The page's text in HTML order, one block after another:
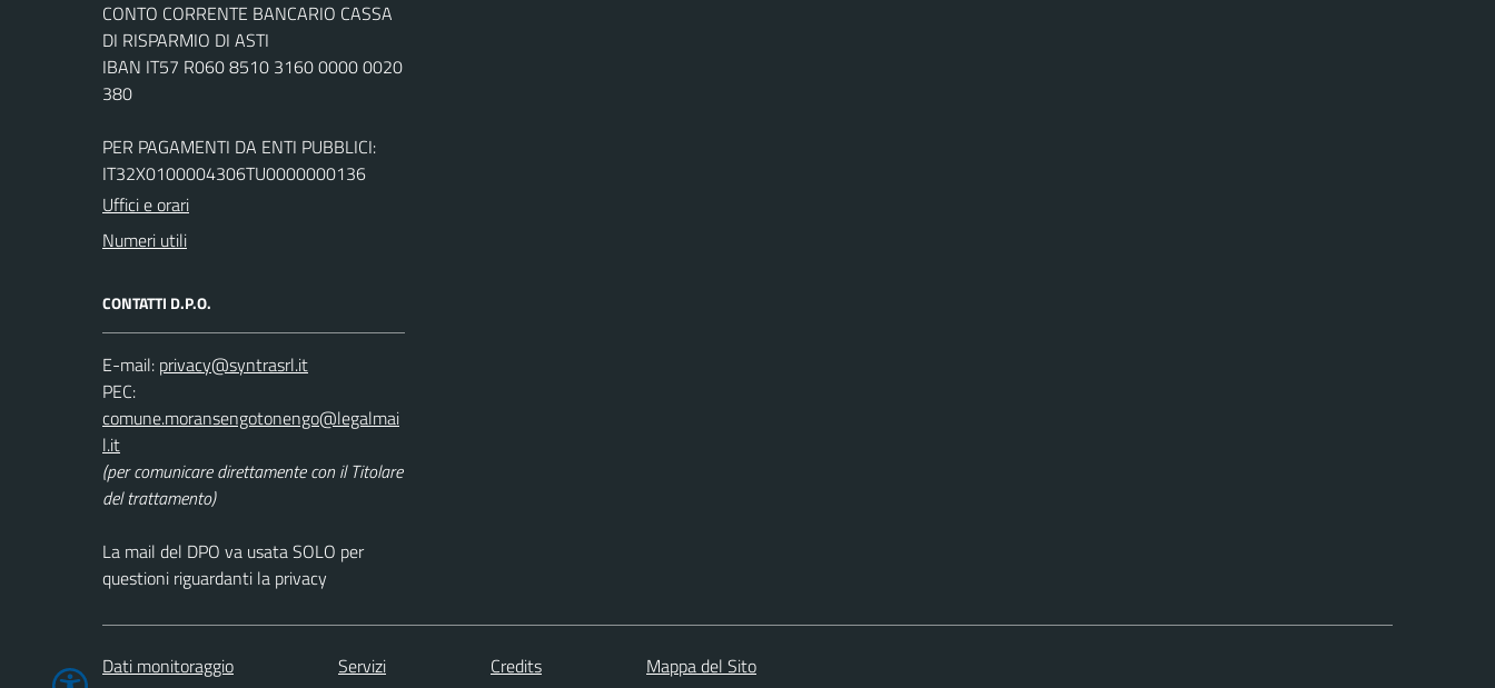
CONTO CORRENTE BANCARIO CASSA
DI RISPARMIO DI ASTI
IBAN IT57 R060 8510 3160 0000 0020
380
PER PAGAMENTI DA ENTI PUBBLICI:
IT32X0100004306TU0000000136
Uffici e orari
Numeri utili
CONTATTI D.P.O.
E-mail:
PEC:
(per comunicare direttamente con il Titolare
del trattamento)
La mail del DPO va usata SOLO per
questioni riguardanti la privacy
Dati monitoraggio Servizi Credits Mappa del Sito